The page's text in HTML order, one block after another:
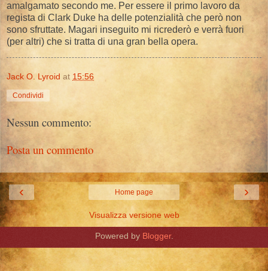
amalgamato secondo me. Per essere il primo lavoro da
regista di Clark Duke ha delle potenzialità che però non
sono sfruttate. Magari inseguito mi ricrederò e verrà fuori
(per altri) che si tratta di una gran bella opera.
Jack O. Lyroid at 15:56
Condividi
Nessun commento:
Posta un commento
‹ ›
Home page
Visualizza versione web
Powered by Blogger.